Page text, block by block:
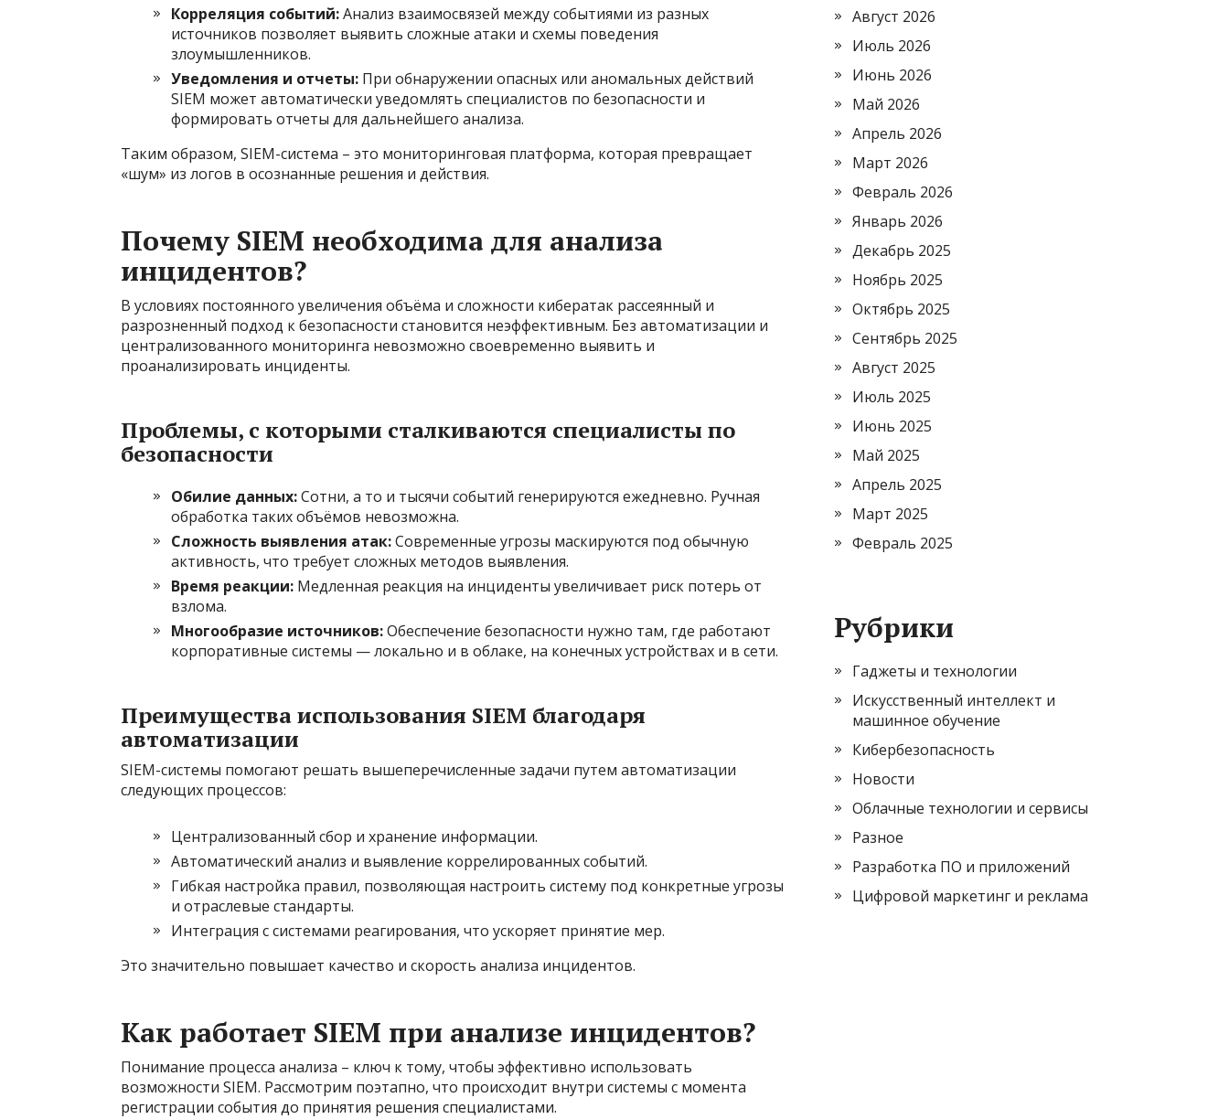
Корреляция событий:Анализ взаимосвязей между событиями из разных
источников позволяет выявить сложные атаки и схемы поведения
злоумышленников.
Уведомления и отчеты: При обнаружении опасных или аномальных действий
SIEM может автоматически уведомлять специалистов по безопасности и
формировать отчеты для дальнейшего анализа.
Таким образом, SIEM-система – это мониторинговая платформа, которая превращает
«шум» из логов в осознанные решения и действия.
Почему SIEM необходима для анализа
инцидентов?
В условиях постоянного увеличения объёма и сложности кибератак рассеянный и
разрозненный подход к безопасности становится неэффективным. Без автоматизации и
централизованного мониторинга невозможно своевременно выявить и
проанализировать инциденты.
Проблемы, с которыми сталкиваются специалисты по
безопасности
Обилие данных:Сотни, а то и тысячи событий генерируются ежедневно. Ручная
обработка таких объёмов невозможна.
Сложность выявления атак:Современные угрозы маскируются под обычную
активность, что требует сложных методов выявления.
Время реакции: Медленная реакция на инциденты увеличивает риск потерь от
взлома.
Многообразие источников:Обеспечение безопасности нужно там, где работают
корпоративные системы — локально и в облаке, на конечных устройствах и в сети.
Преимущества использования SIEM благодаря
автоматизации
SIEM-системы помогают решать вышеперечисленные задачи путем автоматизации
следующих процессов:
Централизованный сбор и хранение информации.
Автоматический анализ и выявление коррелированных событий.
Гибкая настройка правил, позволяющая настроить систему под конкретные угрозы
и отраслевые стандарты.
Интеграция с системами реагирования, что ускоряет принятие мер.
Это значительно повышает качество и скорость анализа инцидентов.
Как работает SIEM при анализе инцидентов?
Понимание процесса анализа – ключ к тому, чтобы эффективно использовать
возможности SIEM. Рассмотрим поэтапно, что происходит внутри системы с момента
регистрации события до принятия решения специалистами.
Август 2026
Июль 2026
Июнь 2026
Май 2026
Апрель 2026
Март 2026
Февраль 2026
Январь 2026
Декабрь 2025
Ноябрь 2025
Октябрь 2025
Сентябрь 2025
Август 2025
Июль 2025
Июнь 2025
Май 2025
Апрель 2025
Март 2025
Февраль 2025
Рубрики
Гаджеты и технологии
Искусственный интеллект и
машинное обучение
Кибербезопасность
Новости
Облачные технологии и сервисы
Разное
Разработка ПО и приложений
Цифровой маркетинг и реклама